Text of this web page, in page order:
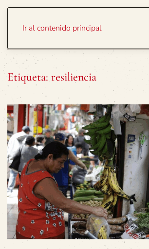
Ir al contenido principal
Etiqueta: resiliencia